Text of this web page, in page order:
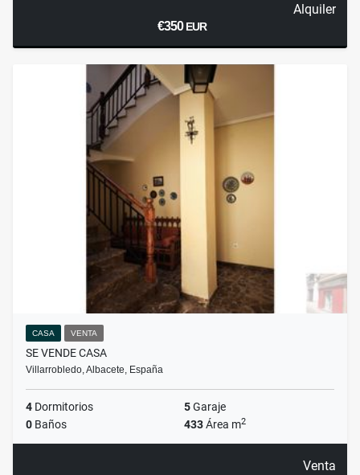
Alquiler
€350EUR
CASA VENTA
SE VENDE CASA
Villarrobledo, Albacete, España
4 Dormitorios 5Garaje
0 Baños 433Área m2
Venta